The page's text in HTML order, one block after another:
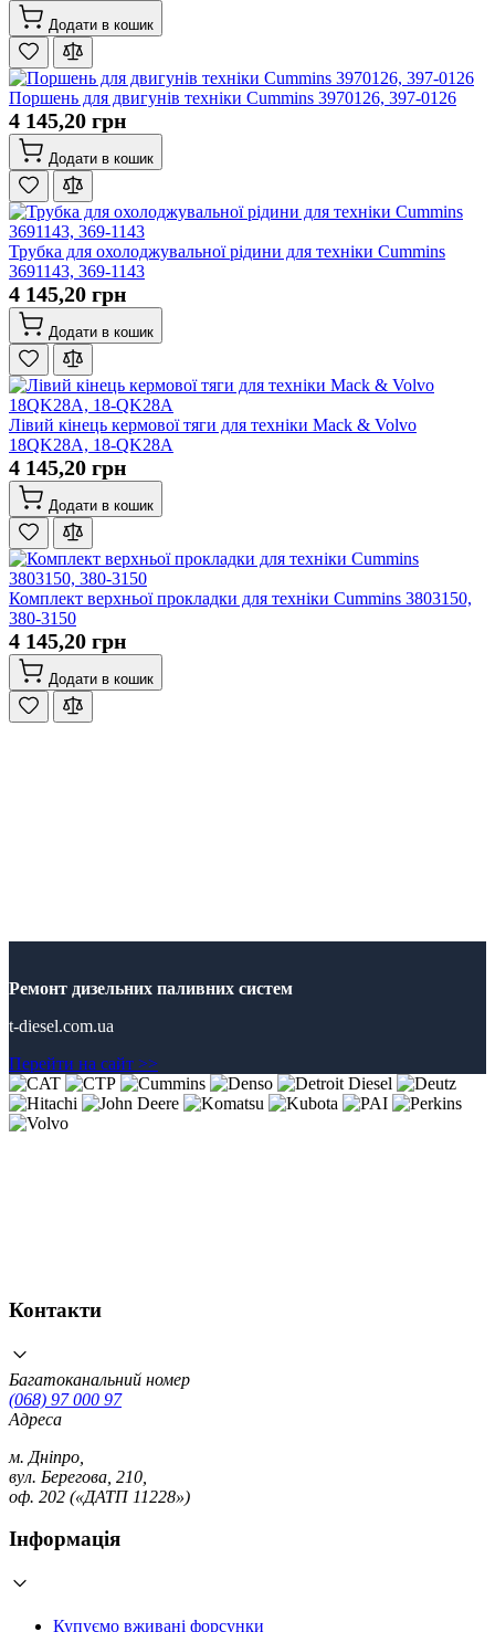
Додати в кошик
Поршень для двигунів техніки Cummins 3970126, 397-0126
4 145,20 грн
Додати в кошик
Трубка для охолоджувальної рідини для техніки Cummins
3691143, 369-1143
4 145,20 грн
Додати в кошик
Лівий кінець кермової тяги для техніки Mack & Volvo
18QK28A, 18-QK28A
4 145,20 грн
Додати в кошик
Комплект верхньої прокладки для техніки Cummins 3803150,
380-3150
4 145,20 грн
Додати в кошик
Ремонт дизельних паливних систем
t-diesel.com.ua
Перейти на сайт >>
Контакти
Багатоканальний номер
(068) 97 000 97
Адреса
м. Дніпро,
вул. Берегова, 210,
оф. 202 («ДАТП 11228»)
Інформація
Купуємо вживані форсунки